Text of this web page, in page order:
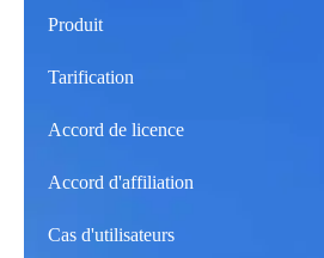
Produit
Tarification
Accord de licence
Accord d'affiliation
Cas d'utilisateurs